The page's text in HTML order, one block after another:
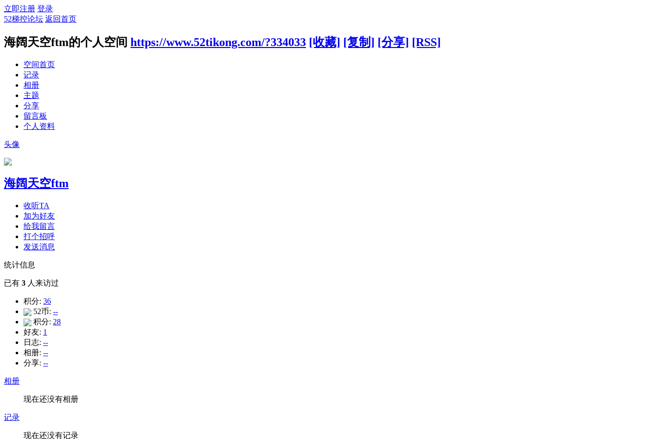
立即注册 登录
52梯控论坛 返回首页
海阔天空ftm的个人空间 https://www.52tikong.com/?334033 [收藏] [复制] [分享] [RSS]
空间首页
记录
相册
主题
分享
留言板
个人资料
头像
海阔天空ftm
收听TA
加为好友
给我留言
打个招呼
发送消息
统计信息
已有 3 人来访过
积分: 36
52币: --
积分: 28
好友: 1
日志: --
相册: --
分享: --
相册
现在还没有相册
记录
现在还没有记录